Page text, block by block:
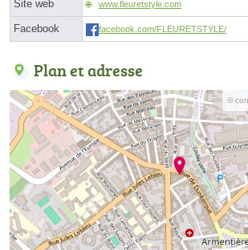
Site web www.fleuretstyle.com
Facebook facebook.com/FLEURETSTYLE/
Plan et adresse
©